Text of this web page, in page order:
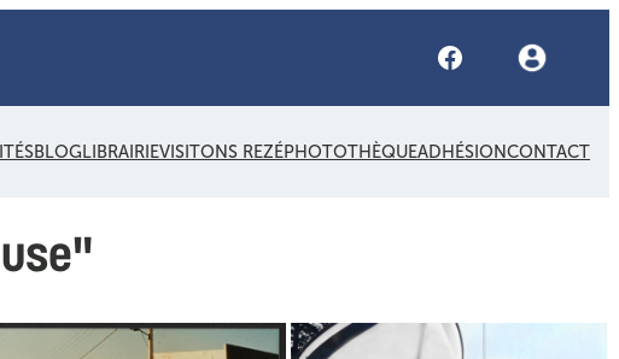
Facebook
BLOGLIBRAIRIEVISITONS REZÉPHOTOTHÈQUEADHÉSIONCONTACT